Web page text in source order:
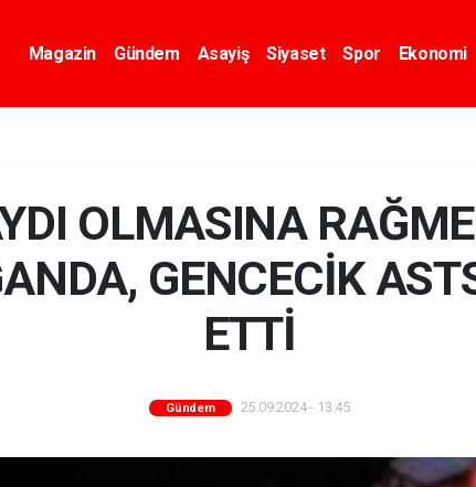
Magazin Gündem Asayiş Siyaset Spor Ekonomi
OLMASINA
GENCECİK
ETTİ
Gündem 25.09.2024 - 13:45